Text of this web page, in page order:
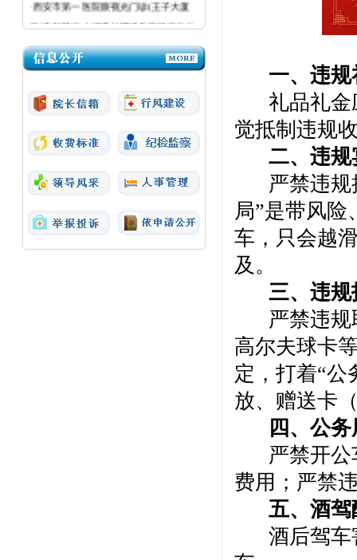
·西安市第一医院医疗设备议标公告
产审核（二次）采购项目成交结果公告
一、违
礼品礼
觉抵制违规
二、违
严禁违
局”是带风险
车，只会越
及。
三、违
严禁违
高尔夫球卡
定，打着“公
放、赠送卡
四、 公务
严禁开
费用；严禁
五、 酒驾
酒后驾